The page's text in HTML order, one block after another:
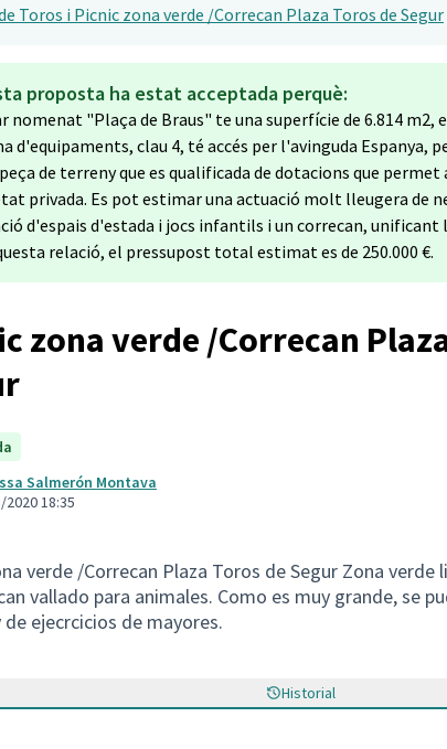
Toros i Picnic zona verde /Correcan Plaza Toros de Segur
proposta ha estat acceptada perquè:
nomenat "Plaça de Braus" te una superfície de 6.814 m2,
d'equipaments, clau 4, té accés per l'avinguda Espanya,
de terreny que es qualificada de dotacions que permet
privada. Es pot estimar una actuació molt lleugera de
d'espais d'estada i jocs infantils i un correcan,
relació, el pressupost total estimat es de 250.000 €.
zona verde /Correcan
Salmerón Montava
2020 18:35
verde /Correcan Plaza Toros de Segur Zona verde
vallado para animales. Como es muy grande, se
ejecrcicios de mayores.
Historial